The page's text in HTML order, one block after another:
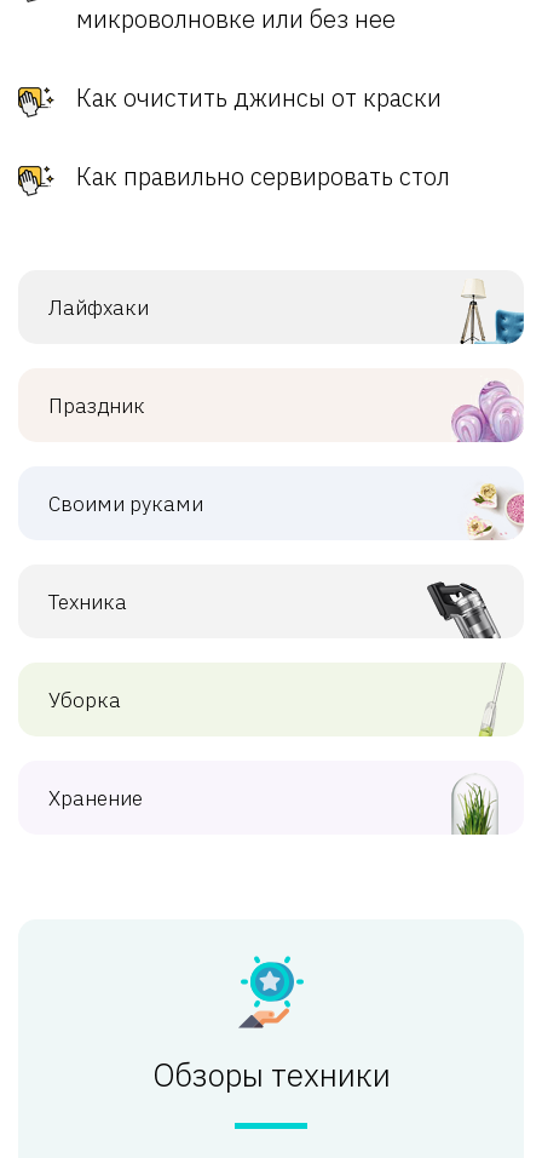
микроволновке или без нее
Как очистить джинсы от краски
Как правильно сервировать стол
Лайфхаки
Праздник
Своими руками
Техника
Уборка
Хранение
Обзоры техники